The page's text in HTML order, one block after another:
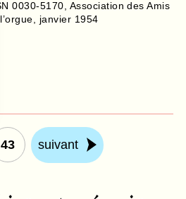
0030-5170 Association des Amis
janvier 1954
43 suivant